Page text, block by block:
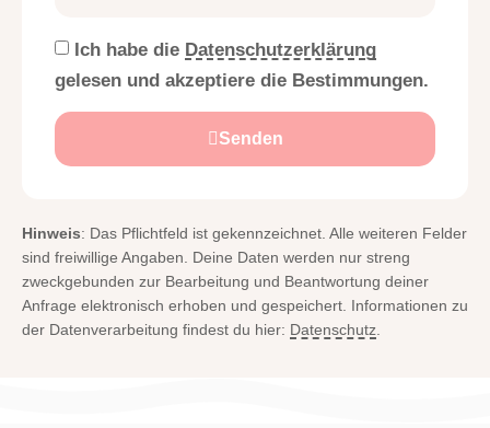
Ich habe die Datenschutzerklärung
gelesen und akzeptiere die Bestimmungen.
Senden
Hinweis: Das Pflichtfeld ist gekennzeichnet. Alle weiteren Felder
sind freiwillige Angaben. Deine Daten werden nur streng
zweckgebunden zur Bearbeitung und Beantwortung deiner
Anfrage elektronisch erhoben und gespeichert. Informationen zu
der Datenverarbeitung findest du hier: Datenschutz